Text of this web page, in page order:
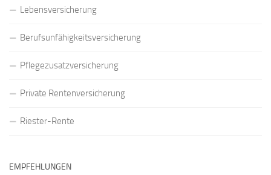
Lebensversicherung
Berufsunfähigkeitsversicherung
Pflegezusatzversicherung
Private Rentenversicherung
Riester-Rente
EMPFEHLUNGEN